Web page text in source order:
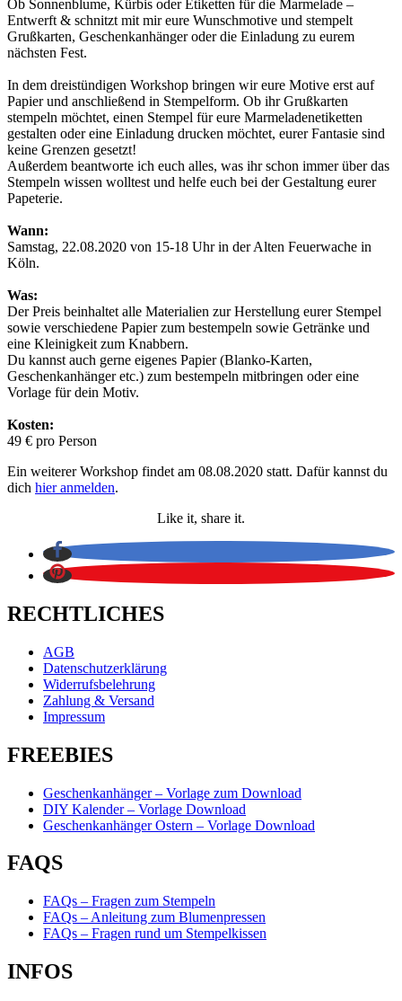
Ob Sonnenblume, Kürbis oder Etiketten für die Marmelade –
Entwerft & schnitzt mit mir eure Wunschmotive und stempelt
Grußkarten, Geschenkanhänger oder die Einladung zu eurem
nächsten Fest.
In dem dreistündigen Workshop bringen wir eure Motive erst auf
Papier und anschließend in Stempelform. Ob ihr Grußkarten
stempeln möchtet, einen Stempel für eure Marmeladenetiketten
gestalten oder eine Einladung drucken möchtet, eurer Fantasie sind
keine Grenzen gesetzt!
Außerdem beantworte ich euch alles, was ihr schon immer über das
Stempeln wissen wolltest und helfe euch bei der Gestaltung eurer
Papeterie.
Wann:
Samstag, 22.08.2020 von 15-18 Uhr in der Alten Feuerwache in
Köln.
Was:
Der Preis beinhaltet alle Materialien zur Herstellung eurer Stempel
sowie verschiedene Papier zum bestempeln sowie Getränke und
eine Kleinigkeit zum Knabbern.
Du kannst auch gerne eigenes Papier (Blanko-Karten,
Geschenkanhänger etc.) zum bestempeln mitbringen oder eine
Vorlage für dein Motiv.
Kosten:
49 € pro Person
Ein weiterer Workshop findet am 08.08.2020 statt. Dafür kannst du
dich hier anmelden.
Like it, share it.
RECHTLICHES
AGB
Datenschutzerklärung
Widerrufsbelehrung
Zahlung & Versand
Impressum
FREEBIES
Geschenkanhänger – Vorlage zum Download
DIY Kalender – Vorlage Download
Geschenkanhänger Ostern – Vorlage Download
FAQS
FAQs – Fragen zum Stempeln
FAQs – Anleitung zum Blumenpressen
FAQs – Fragen rund um Stempelkissen
INFOS